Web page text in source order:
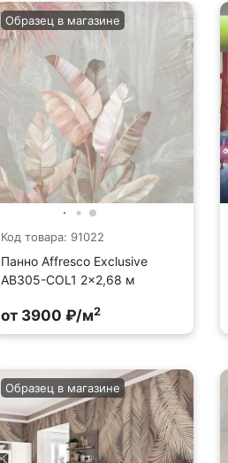
Код товара: 91022
Панно Affresco Exclusive
AB305-COL1 2x2,68 м
Образец в магазине
от 3900 ₽/м2
Образец в магазине